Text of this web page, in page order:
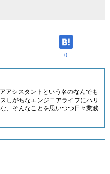
0
アシスタントという名のなんでも
しがちなエンジニアライフにハリ
、そんなことを思いつつ日々業務